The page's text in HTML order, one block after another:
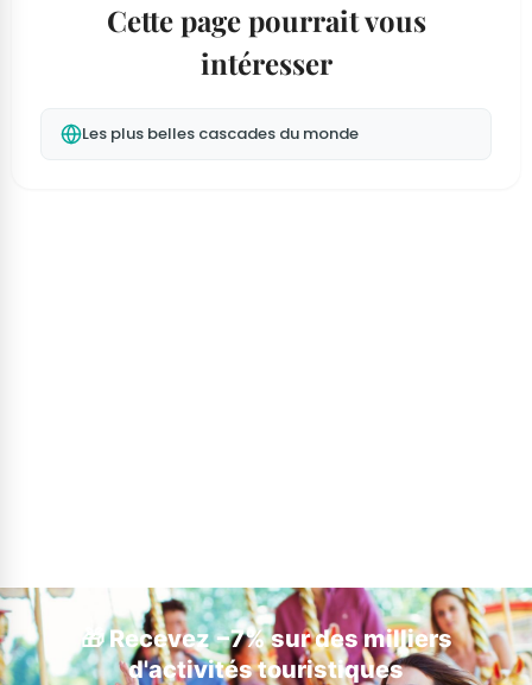
Cette page pourrait vous
intéresser
Les plus belles cascades du monde
🎁 Recevez −7% sur des milliers
d'activités touristiques